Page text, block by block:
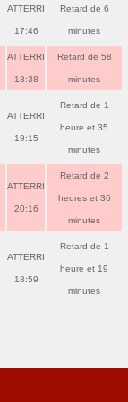
ATTERRI
17:46
Retard de 6
minutes
ATTERRI
18:38
Retard de 58
minutes
ATTERRI
19:15
Retard de 1
heure et 35
minutes
ATTERRI
20:16
Retard de 2
heures et 36
minutes
ATTERRI
18:59
Retard de 1
heure et 19
minutes